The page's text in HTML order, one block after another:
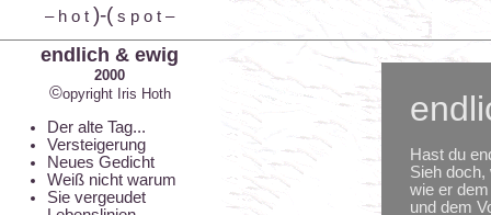
– h o t )-( s p o t –
endlich & ewig
2000
©opyright Iris Hoth
Der alte Tag...
Versteigerung
Neues Gedicht
Weiß nicht warum
Sie vergeudet
Hast du
Sieh doch,
wie er
und dem